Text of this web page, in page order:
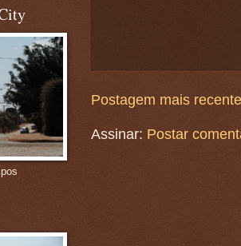
Postagem mais recente
Assinar: Postar